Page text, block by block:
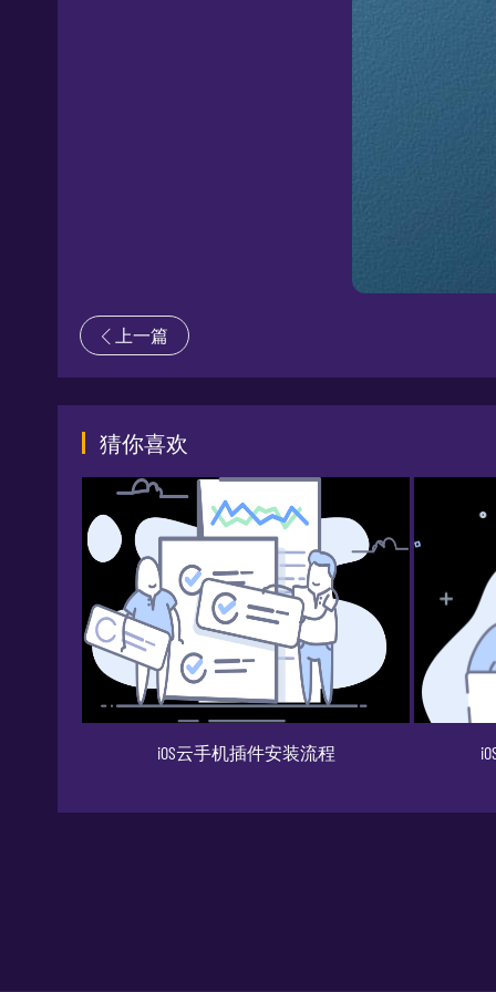
上一篇
猜你喜欢
iOS云手机如何使用剪切板